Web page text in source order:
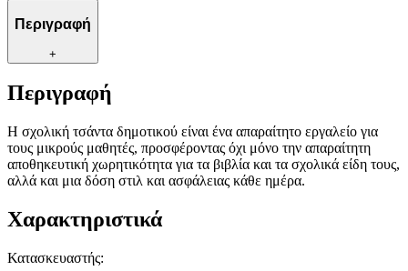
Περιγραφή
+
Περιγραφή
Η σχολική τσάντα δημοτικού είναι ένα απαραίτητο εργαλείο για
τους μικρούς μαθητές, προσφέροντας όχι μόνο την απαραίτητη
αποθηκευτική χωρητικότητα για τα βιβλία και τα σχολικά είδη τους,
αλλά και μια δόση στιλ και ασφάλειας κάθε ημέρα.
Χαρακτηριστικά
Κατασκευαστής: